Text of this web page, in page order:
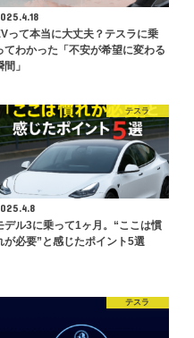
って本当に大丈夫？テスラに乗
てわかった「不安が希望に変わる
間」
テスラ
デル3に乗って1ヶ月。“ここは慣
が必要”と感じたポイント5選
テスラ